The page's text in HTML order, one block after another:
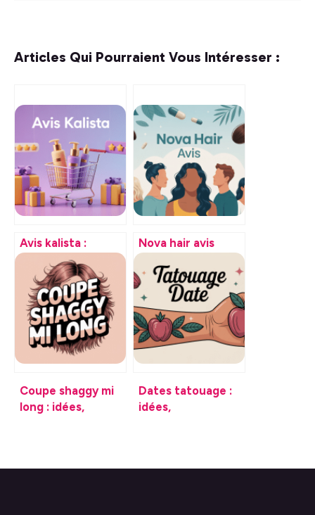
Articles Qui Pourraient Vous Intéresser :
Avis kalista :
fiabilité, service
client et retours
clients passés au
crible
Nova hair avis
fiables et
résultats réels
avant de vous
lancer
Coupe shaggy mi
long : idées,
Dates tatouage :
idées,